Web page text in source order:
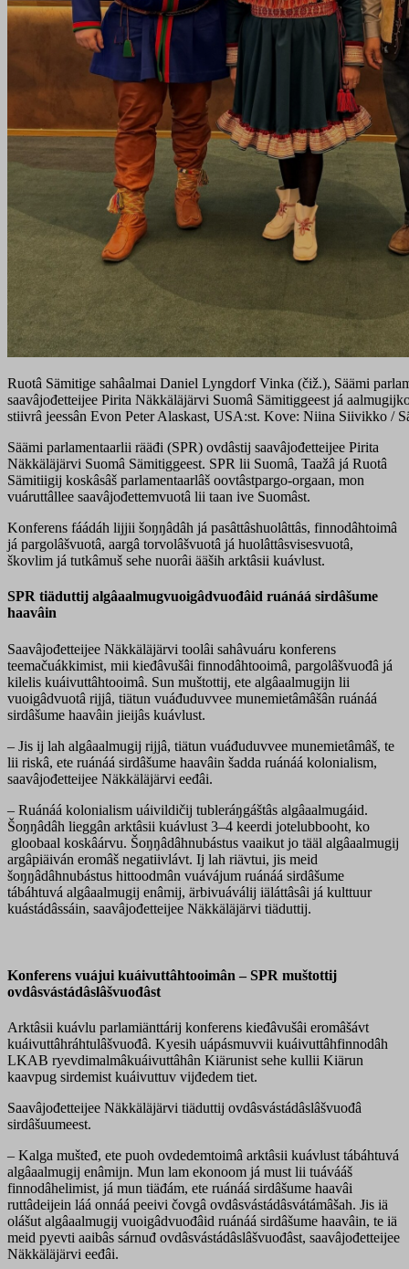
Ruotâ Sämitige sahâalmai Daniel Lyngdorf Vinka (čiž.), Säämi
saavâjođetteijee Pirita Näkkäläjärvi Suomâ Sämitiggeest já
stiivrâ jeessân Evon Peter Alaskast, USA:st. Kove: Niina Siivikko /
Säämi parlamentaarlii rääđi (SPR) ovdâstij saavâjođetteijee Pirita
Näkkäläjärvi Suomâ Sämitiggeest. SPR lii Suomâ, Taažâ já Ruotâ
Sämitiigij koskâsâš parlamentaarlâš oovtâstpargo-orgaan, mon
vuáruttâllee saavâjođettemvuotâ lii taan ive Suomâst.
Konferens fáádáh lijjii šoŋŋâdâh já pasâttâshuolâttâs, finnodâhtoimâ
já pargolâšvuotâ, aargâ torvolâšvuotâ já huolâttâsvisesvuotâ,
škovlim já tutkâmuš sehe nuorâi ääših arktâsii kuávlust.
SPR tiäduttij algâaalmugvuoigâdvuođâid ruánáá sirdâšume
haavâin
Saavâjođetteijee Näkkäläjärvi toolâi sahâvuáru konferens
teemačuákkimist, mii kieđâvušâi finnodâhtooimâ, pargolâšvuođâ já
kilelis kuáivuttâhtooimâ. Sun muštottij, ete algâaalmugijn lii
vuoigâdvuotâ rijjâ, tiätun vuáđuduvvee munemietâmâšân ruánáá
sirdâšume haavâin jieijâs kuávlust.
– Jis ij lah algâaalmugij rijjâ, tiätun vuáđuduvvee munemietâmâš, te
lii riskâ, ete ruánáá sirdâšume haavâin šadda ruánáá kolonialism,
saavâjođetteijee Näkkäläjärvi eeđâi.
– Ruánáá kolonialism uáivildičij tubleráŋgáštâs algâaalmugáid.
Šoŋŋâdâh lieggân arktâsii kuávlust 3–4 keerdi jotelubbooht, ko
gloobaal koskâárvu. Šoŋŋâdâhnubástus vaaikut jo tääl algâaalmugij
argâpiäiván eromâš negatiivlávt. Ij lah riävtui, jis meid
šoŋŋâdâhnubástus hittoodmân vuávájum ruánáá sirdâšume
tábáhtuvá algâaalmugij enâmij, ärbivuáválij iäláttâsâi já kulttuur
kuástádâssáin, saavâjođetteijee Näkkäläjärvi tiäduttij.
Konferens vuájui kuáivuttâhtooimân – SPR muštottij
ovdâsvástádâslâšvuođâst
Arktâsii kuávlu parlamiänttárij konferens kieđâvušâi eromâšávt
kuáivuttâhráhtulâšvuođâ. Kyesih uápásmuvvii kuáivuttâhfinnodâh
LKAB ryevdimalmâkuáivuttâhân Kiärunist sehe kullii Kiärun
kaavpug sirdemist kuáivuttuv vijđedem tiet.
Saavâjođetteijee Näkkäläjärvi tiäduttij ovdâsvástádâslâšvuođâ
sirdâšuumeest.
– Kalga mušteđ, ete puoh ovdedemtoimâ arktâsii kuávlust tábáhtuvá
algâaalmugij enâmijn. Mun lam ekonoom já must lii tuávááš
finnodâhelimist, já mun tiäđám, ete ruánáá sirdâšume haavâi
ruttâdeijein láá onnáá peeivi čovgâ ovdâsvástádâsvátámâšah. Jis iä
olášut algâaalmugij vuoigâdvuođâid ruánáá sirdâšume haavâin, te iä
meid pyevti aaibâs sárnuđ ovdâsvástádâslâšvuođâst, saavâjođetteijee
Näkkäläjärvi eeđâi.